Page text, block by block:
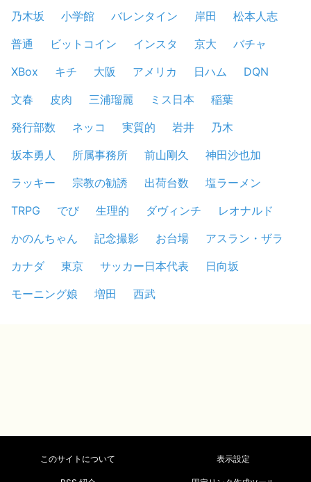
乃木坂 小学館 バレンタイン 岸田
松本人志
普通
ビットコイン インスタ 京大
バチャ
XBox
キチ 大阪 アメリカ 日ハム
DQN
文春
皮肉 三浦瑠麗 ミス日本
稲葉
発行部数
ネッコ 実質的 岩井
乃木
坂本勇人
所属事務所 前山剛久
神田沙也加
ラッキー
宗教の勧誘 出荷台数
塩ラーメン
TRPG
でび 生理的 ダヴィンチ
レオナルド
かのんちゃん
記念撮影 お台場
アスラン・ザラ
カナダ
東京 サッカー日本代表
日向坂
モーニング娘
増田 西武
このサイトについて 表示設定